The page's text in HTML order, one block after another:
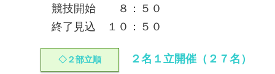
競技開始 ８：５０
終了見込 １０：５０
◇２部立順
２名１立開催（２７名）